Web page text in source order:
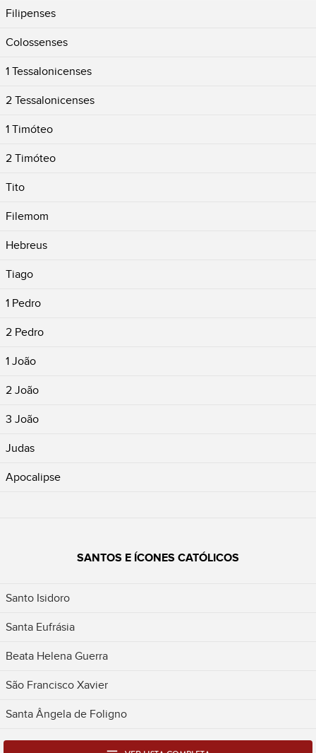
Filipenses
Colossenses
1 Tessalonicenses
2 Tessalonicenses
1 Timóteo
2 Timóteo
Tito
Filemom
Hebreus
Tiago
1 Pedro
2 Pedro
1 João
2 João
3 João
Judas
Apocalipse
SANTOS E ÍCONES CATÓLICOS
Santo Isidoro
Santa Eufrásia
Beata Helena Guerra
São Francisco Xavier
Santa Ângela de Foligno